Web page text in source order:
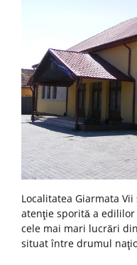
Localitatea Giarmata
atenţie sporită a edililor
cele mai mari lucrări
situat între drumul